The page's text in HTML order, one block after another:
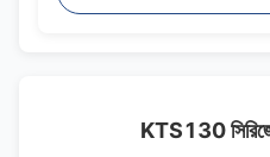
KTS130